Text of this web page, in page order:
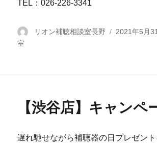
TEL：026-226-3341
投
リオン補聴相談室長野
投
2021年5月
室
【渋谷店】キャンペ
遅れ馳せながら補聴器の日プレゼン